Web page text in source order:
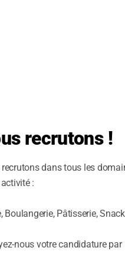
recrutons !
dans tous les
:
Boulangerie, Pâtisserie,
nous votre candidature par